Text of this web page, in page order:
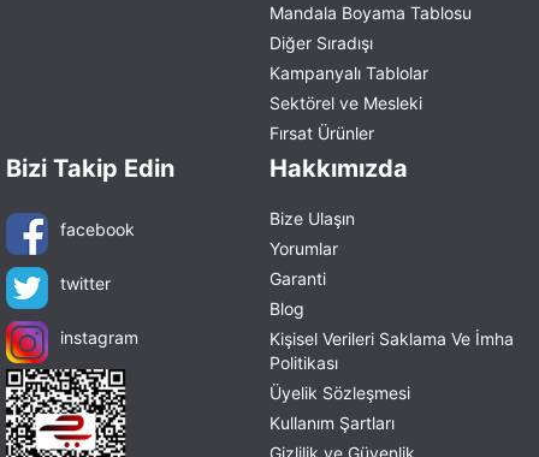
Mandala Boyama Tablosu
Diğer Sıradışı
Kampanyalı Tablolar
Sektörel ve Mesleki
Fırsat Ürünler
Bizi Takip Edin
facebook
twitter
instagram
Hakkımızda
Bize Ulaşın
Yorumlar
Garanti
Blog
Kişisel Verileri Saklama Ve İmha
Politikası
Üyelik Sözleşmesi
Kullanım Şartları
Gizlilik ve Güvenlik